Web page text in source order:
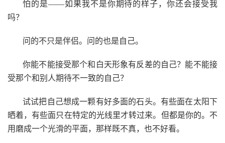
怕的是——如果我不是你期待的样子，你还会接受我
吗？
问的不只是伴侣。问的也是自己。
你能不能接受那个和白天形象有反差的自己？能不能接
受那个和别人期待不一致的自己？
试试把自己想成一颗有好多面的石头。有些面在太阳下
晒着，有些面只在特定的光线里才转过来。但都是你的。不
用磨成一个光滑的平面，那样既不真，也不好看。